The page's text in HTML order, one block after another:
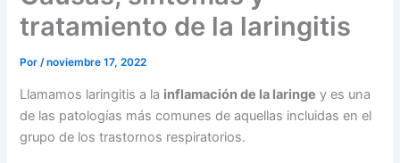
tratamiento de la laringitis
Por/noviembre 17, 2022
Llamamos laringitis a la inflamación de la laringe y es una
de las patologías más comunes de aquellas incluidas en el
grupo de los trastornos respiratorios.